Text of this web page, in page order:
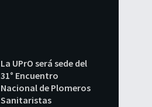
La UPrO será sede del
31° Encuentro
Nacional de Plomeros
Sanitaristas